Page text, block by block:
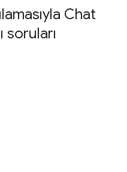
Chat
soruları